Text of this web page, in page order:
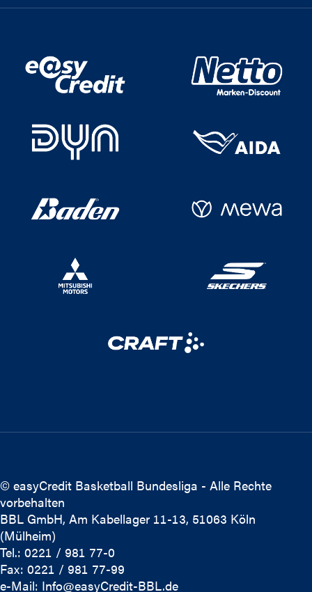
© easyCredit Basketball Bundesliga - Alle Rechte
vorbehalten
BBL GmbH, Am Kabellager 11-13, 51063 Köln
(Mülheim)
Tel.: 0221 / 981 77-0
Fax: 0221 / 981 77-99
e-Mail: Info@easyCredit-BBL.de